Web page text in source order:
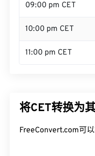
09:00 pm CET
10:00 pm CET
11:00 pm CET
将CET转换为
FreeConvert.com可